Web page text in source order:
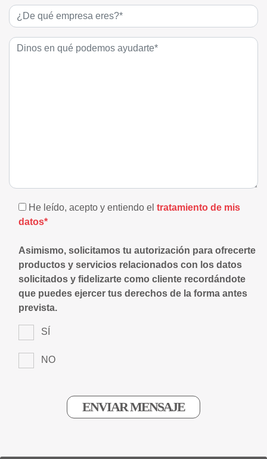
He leído, acepto y entiendo el tratamiento de mis
datos*
Asimismo, solicitamos tu autorización para ofrecerte
productos y servicios relacionados con los datos
solicitados y fidelizarte como cliente recordándote
que puedes ejercer tus derechos de la forma antes
prevista.
SÍ
NO